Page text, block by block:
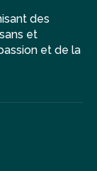
des
et
et de la